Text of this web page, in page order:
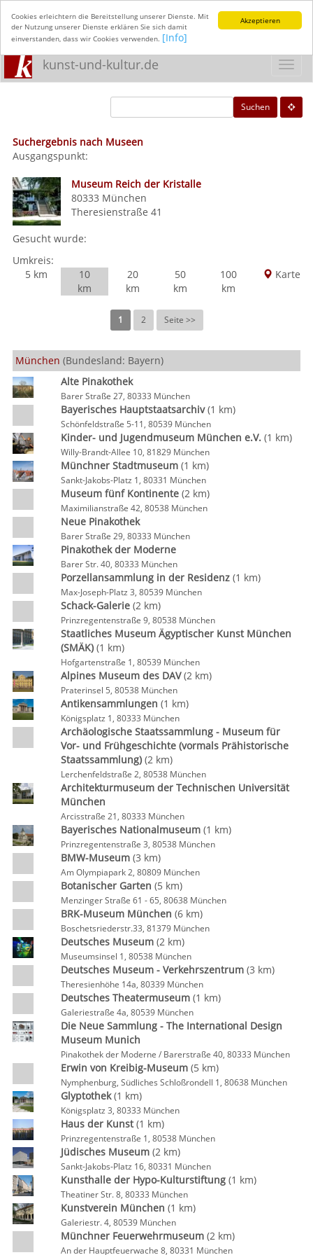
Akzeptieren
Cookies erleichtern die Bereitstellung unserer Dienste. Mit
der Nutzung unserer Dienste erklären Sie sich damit
einverstanden, dass wir Cookies verwenden. [Info]
kunst-und-kultur.de
Suchen
Suchergebnis nach Museen
Ausgangspunkt:
Museum Reich der Kristalle
80333 München
Theresienstraße 41
Gesucht wurde:
Umkreis:
5 km
10
km
20
km
50
km
100
km
Karte
1 2 Seite >>
München (Bundesland: Bayern)
Alte Pinakothek
Barer Straße 27, 80333 München
Bayerisches Hauptstaatsarchiv(1 km)
Schönfeldstraße 5-11, 80539 München
Kinder- und Jugendmuseum München e.V.(1 km)
Willy-Brandt-Allee 10, 81829 München
Münchner Stadtmuseum(1 km)
Sankt-Jakobs-Platz 1, 80331 München
Museum fünf Kontinente(2 km)
Maximilianstraße 42, 80538 München
Neue Pinakothek
Barer Straße 29, 80333 München
Pinakothek der Moderne
Barer Str. 40, 80333 München
Porzellansammlung in der Residenz(1 km)
Max-Joseph-Platz 3, 80539 München
Schack-Galerie(2 km)
Prinzregentenstraße 9, 80538 München
Staatliches Museum Ägyptischer Kunst München
(SMÄK)(1 km)
Hofgartenstraße 1, 80539 München
Alpines Museum des DAV(2 km)
Praterinsel 5, 80538 München
Antikensammlungen (1 km)
Königsplatz 1, 80333 München
Archäologische Staatssammlung - Museum für
Vor- und Frühgeschichte (vormals Prähistorische
Staatssammlung)(2 km)
Lerchenfeldstraße 2, 80538 München
Architekturmuseum der Technischen Universität
München
Arcisstraße 21, 80333 München
Bayerisches Nationalmuseum(1 km)
Prinzregentenstraße 3, 80538 München
BMW-Museum(3 km)
Am Olympiapark 2, 80809 München
Botanischer Garten (5 km)
Menzinger Straße 61 - 65, 80638 München
BRK-Museum München (6 km)
Boschetsriederstr.33, 81379 München
Deutsches Museum(2 km)
Museumsinsel 1, 80538 München
Deutsches Museum - Verkehrszentrum(3 km)
Theresienhöhe 14a, 80339 München
Deutsches Theatermuseum(1 km)
Galeriestraße 4a, 80539 München
Die Neue Sammlung - The International Design
Museum Munich
Pinakothek der Moderne / Barerstraße 40, 80333 München
Erwin von Kreibig-Museum(5 km)
Nymphenburg, Südliches Schloßrondell 1, 80638 München
Glyptothek(1 km)
Königsplatz 3, 80333 München
Haus der Kunst(1 km)
Prinzregentenstraße 1, 80538 München
Jüdisches Museum(2 km)
Sankt-Jakobs-Platz 16, 80331 München
Kunsthalle der Hypo-Kulturstiftung(1 km)
Theatiner Str. 8, 80333 München
Kunstverein München (1 km)
Galeriestr. 4, 80539 München
Münchner Feuerwehrmuseum(2 km)
An der Hauptfeuerwache 8, 80331 München